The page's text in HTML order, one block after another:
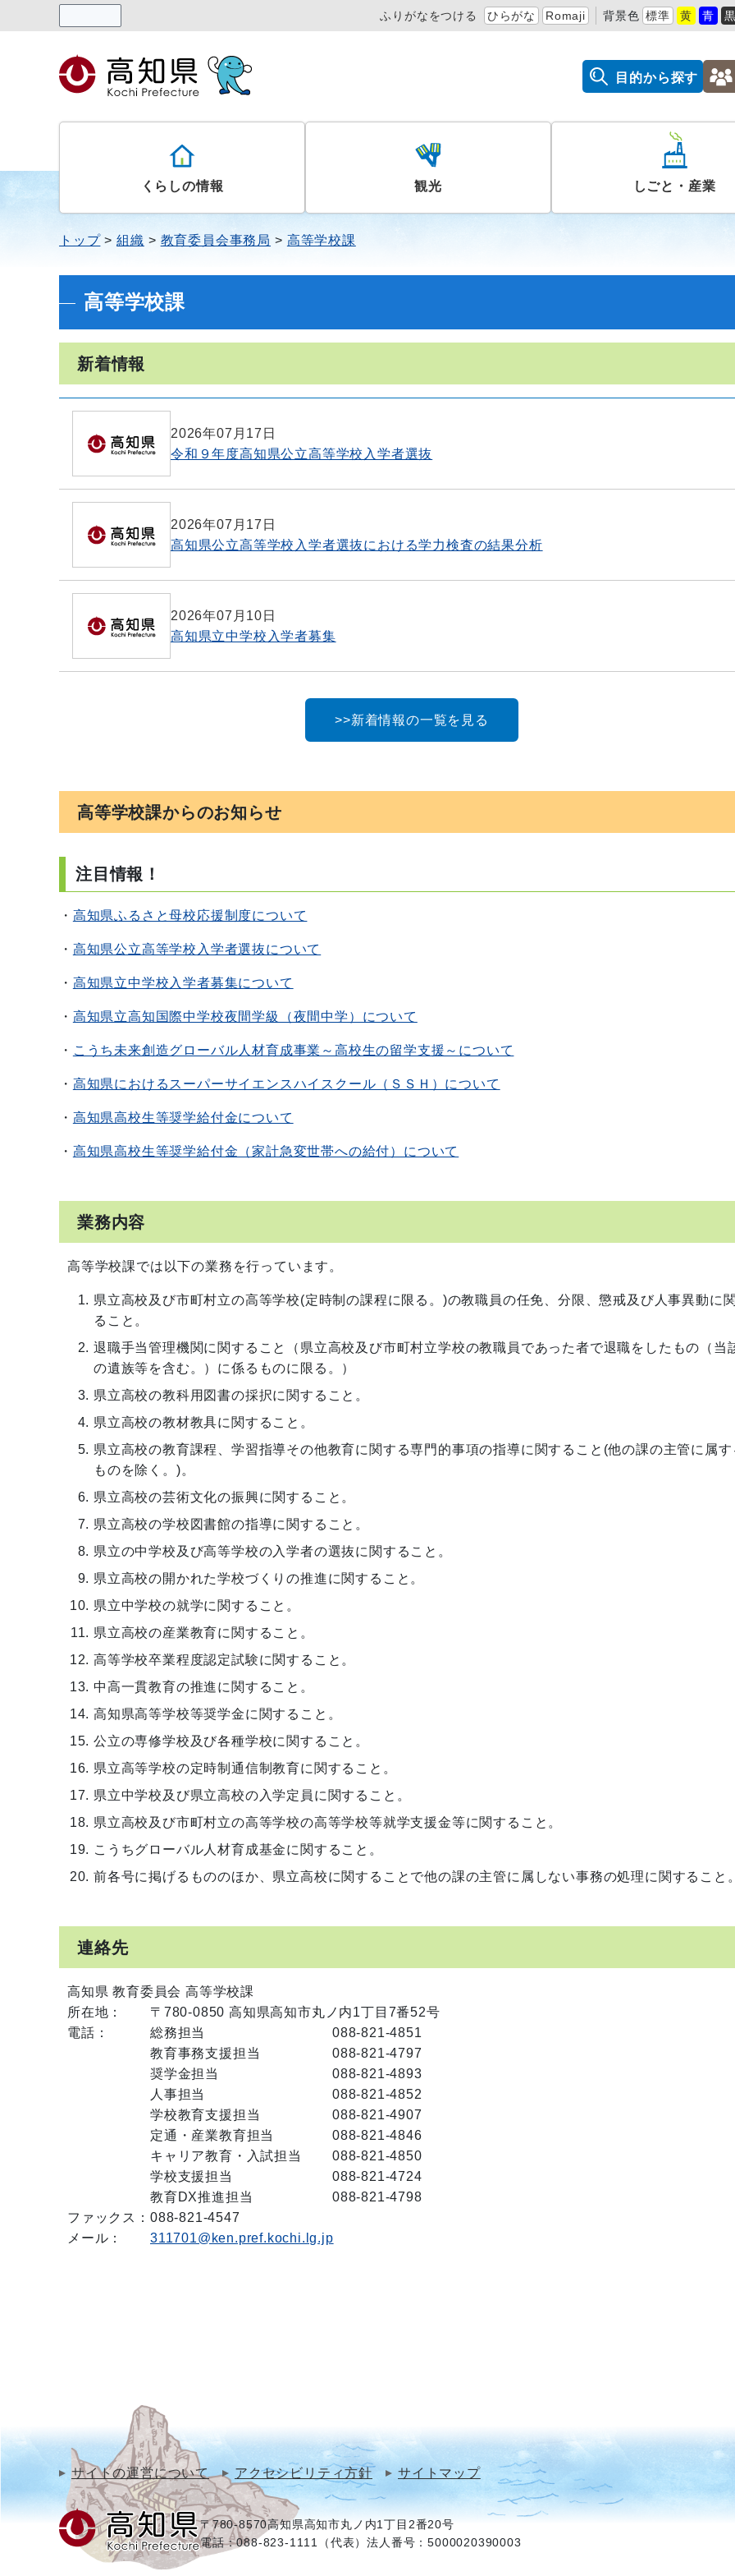
ふりがなをつける ひらがな Romaji 背景色 標準 黄 青 黒
目的から探す
くらしの情報 観光 しごと・産業
トップ 組織 教育委員会事務局 高等学校課
高等学校課
新着情報
2026年07月17日
令和９年度高知県公立高等学校入学者選抜
2026年07月17日
高知県公立高等学校入学者選抜における学力検査の結果分析
2026年07月10日
高知県立中学校入学者募集
>>新着情報の一覧を見る
高等学校課からのお知らせ
注目情報！
・ 高知県ふるさと母校応援制度について
・ 高知県公立高等学校入学者選抜について
・ 高知県立中学校入学者募集について
・ 高知県立高知国際中学校夜間学級（夜間中学）について
・ こうち未来創造グローバル人材育成事業～高校生の留学支援～について
・ 高知県におけるスーパーサイエンスハイスクール（ＳＳＨ）について
・ 高知県高校生等奨学給付金について
・ 高知県高校生等奨学給付金（家計急変世帯への給付）について
業務内容
高等学校課では以下の業務を行っています。
県立高校及び市町村立の高等学校(定時制の課程に限る。)の教職員の任免、分限、懲戒及び人事異動に
ること。
退職手当管理機関に関すること（県立高校及び市町村立学校の教職員であった者で退職をしたもの（当
の遺族等を含む。）に係るものに限る。）
県立高校の教科用図書の採択に関すること。
県立高校の教材教具に関すること。
県立高校の教育課程、学習指導その他教育に関する専門的事項の指導に関すること(他の課の主管に属す
ものを除く。)。
県立高校の芸術文化の振興に関すること。
県立高校の学校図書館の指導に関すること。
県立の中学校及び高等学校の入学者の選抜に関すること。
県立高校の開かれた学校づくりの推進に関すること。
県立中学校の就学に関すること。
県立高校の産業教育に関すること。
高等学校卒業程度認定試験に関すること。
中高一貫教育の推進に関すること。
高知県高等学校等奨学金に関すること。
公立の専修学校及び各種学校に関すること。
県立高等学校の定時制通信制教育に関すること。
県立中学校及び県立高校の入学定員に関すること。
県立高校及び市町村立の高等学校の高等学校等就学支援金等に関すること。
こうちグローバル人材育成基金に関すること。
前各号に掲げるもののほか、県立高校に関することで他の課の主管に属しない事務の処理に関すること。
連絡先
高知県 教育委員会 高等学校課
所在地：
〒780-0850 高知県高知市丸ノ内1丁目7番52号
電話：
総務担当
088-821-4851
教育事務支援担当
088-821-4797
奨学金担当
088-821-4893
人事担当
088-821-4852
学校教育支援担当
088-821-4907
定通・産業教育担当
088-821-4846
キャリア教育・入試担当
088-821-4850
学校支援担当
088-821-4724
教育DX推進担当
088-821-4798
ファックス： 088-821-4547
メール：
311701@ken.pref.kochi.lg.jp
サイトの運営について アクセシビリティ方針 サイトマップ
〒780-8570高知県高知市丸ノ内1丁目2番20号
電話：088-823-1111（代表）法人番号：5000020390003